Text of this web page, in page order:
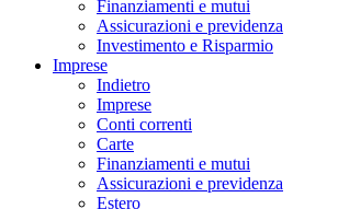
Finanziamenti e mutui
Assicurazioni e previdenza
Investimento e Risparmio
Imprese
Indietro
Imprese
Conti correnti
Carte
Finanziamenti e mutui
Assicurazioni e previdenza
Estero